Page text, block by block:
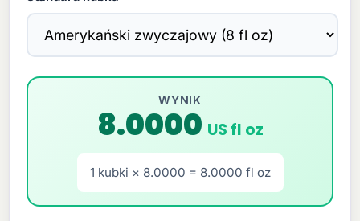
WYNIK
8.0000 US fl oz
1 kubki × 8.0000 = 8.0000 fl oz